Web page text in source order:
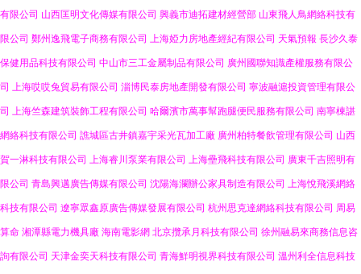
有限公司 山西匡明文化傳媒有限公司 興義市迪拓建材經營部 山東飛人鳥網絡科技有
限公司 鄭州逸飛電子商務有限公司 上海婭力房地產經紀有限公司 天氣預報 長沙久泰
保健用品科技有限公司 中山市三工金屬制品有限公司 廣州國聯知識產權服務有限公
司 上海哎哎兔貿易有限公司 淄博民泰房地產開發有限公司 寧波融滬投資管理有限公
司 上海竺森建筑裝飾工程有限公司 哈爾濱市萬事幫跑腿便民服務有限公司 南寧棟諶
網絡科技有限公司 譙城區古井鎮嘉宇采光瓦加工廠 廣州柏特餐飲管理有限公司 山西
賀一淋科技有限公司 上海睿川泵業有限公司 上海壘飛科技有限公司 廣東千吉照明有
限公司 青島興邁廣告傳媒有限公司 沈陽海瀾辦公家具制造有限公司 上海悅飛溪網絡
科技有限公司 遼寧眾鑫原廣告傳媒發展有限公司 杭州思克達網絡科技有限公司 周易
算命 湘潭縣電力機具廠 海南電影網 北京攬承月科技有限公司 徐州融易來商務信息咨
詢有限公司 天津金奕天科技有限公司 青海鮮明視界科技有限公司 溫州利全信息科技